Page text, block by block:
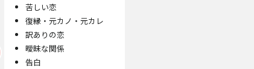
苦しい恋
復縁・元カノ・元カレ
訳ありの恋
曖昧な関係
告白